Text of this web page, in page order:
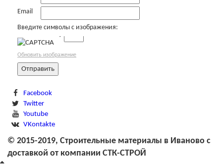
Email
Введите символы с изображения:
→
Обновить изображение
Facebook
Twitter
Youtube
VKontakte
© 2015-2019, Строительные материалы в Иваново с
доставкой от компании СТК-СТРОЙ